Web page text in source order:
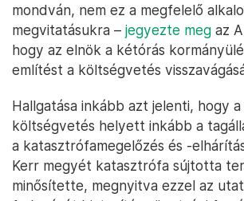
mondván, nem ez a megfelelő
megvitatásukra – jegyezte meg az
hogy az elnök a kétórás
említést a költségvetés
Hallgatása inkább azt jelenti, hogy
költségvetés helyett inkább a
a katasztrófamegelőzés és -
Kerr megyét katasztrófa sújtotta
minősítette, megnyitva ezzel az